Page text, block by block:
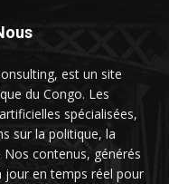
est un site
du Congo. Les
spécialisées,
sur la politique, la
contenus, générés
jour en temps réel pour